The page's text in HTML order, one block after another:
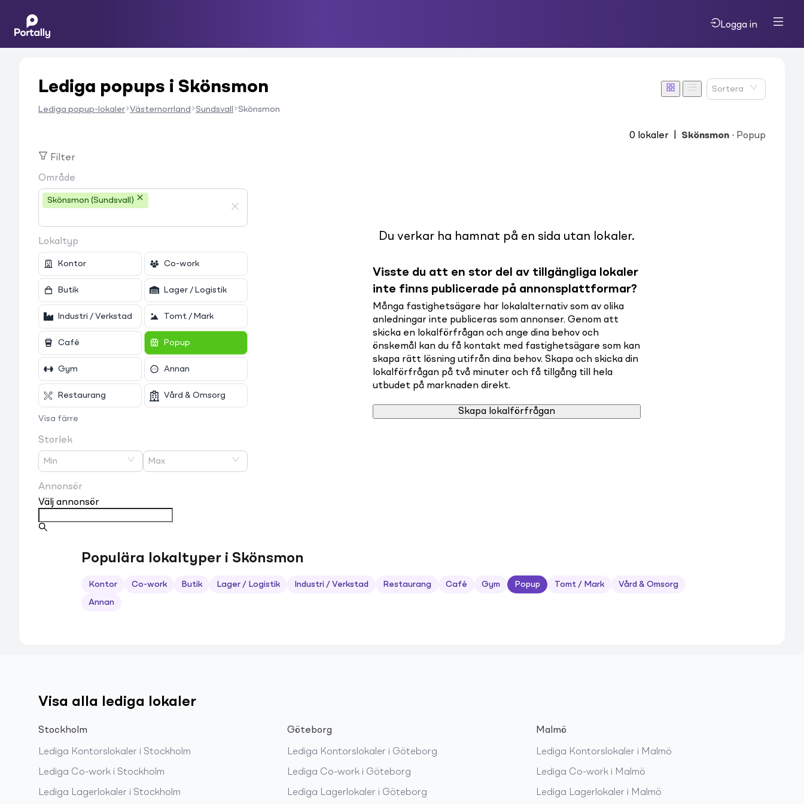
Logga in
Lediga popups i Skönsmon
Lediga popup-lokaler Västernorrland Sundsvall Skönsmon
Sortera
0 lokaler Skönsmon · Popup
Filter
Område
Skönsmon (Sundsvall)
Lokaltyp
Kontor Co-work
Butik Lager / Logistik
Industri / Verkstad Tomt / Mark
Café Popup
Gym Annan
Restaurang Vård & Omsorg
Visa färre
Storlek
Min Max
Annonsör
Välj annonsör
Du verkar ha hamnat på en sida utan lokaler.
Visste du att en stor del av tillgängliga lokaler
inte finns publicerade på annonsplattformar?
Många fastighetsägare har lokalalternativ som av olika
anledningar inte publiceras som annonser. Genom att
skicka en lokalförfrågan och ange dina behov och
önskemål kan du få kontakt med fastighetsägare som kan
skapa rätt lösning utifrån dina behov. Skapa och skicka din
lokalförfrågan på två minuter och få tillgång till hela
utbudet på marknaden direkt.
Skapa lokalförfrågan
Populära lokaltyper i Skönsmon
Kontor Co-work Butik Lager / Logistik Industri / Verkstad Restaurang Café Gym Popup Tomt / Mark Vård & Omsorg
Annan
Visa alla lediga lokaler
Stockholm
Lediga Kontorslokaler i Stockholm
Lediga Co-work i Stockholm
Lediga Lagerlokaler i Stockholm
Göteborg
Lediga Kontorslokaler i Göteborg
Lediga Co-work i Göteborg
Lediga Lagerlokaler i Göteborg
Malmö
Lediga Kontorslokaler i Malmö
Lediga Co-work i Malmö
Lediga Lagerlokaler i Malmö